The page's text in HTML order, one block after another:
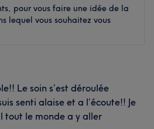
pour vous faire une idée de la
lequel vous souhaitez vous
Le soin s’est déroulée
senti alaise et a l’écoute!! Je
tout le monde a y aller